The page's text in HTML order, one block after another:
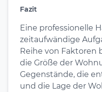
Fazit
Eine professionelle
zeitaufwändige
Reihe von Faktoren
die Größe der
Gegenstände, die
und die Lage der